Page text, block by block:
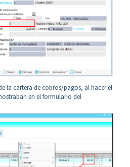
la cartera de cobros/pagos, al hacer el
en el formulario del